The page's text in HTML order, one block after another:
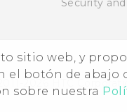
sitio web, y
el botón de abajo
sobre nuestra
Security
2026 HTC